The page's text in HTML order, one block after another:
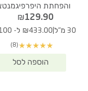
והפחתת
₪129.90
30 מ"ל ₪433.00 ל- 100 מ"ל
★
★
★
★
★
(8)